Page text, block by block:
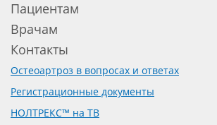
Пациентам
Врачам
Контакты
Остеоартроз в вопросах и ответах
Регистрационные документы
НОЛТРЕКС™ на ТВ